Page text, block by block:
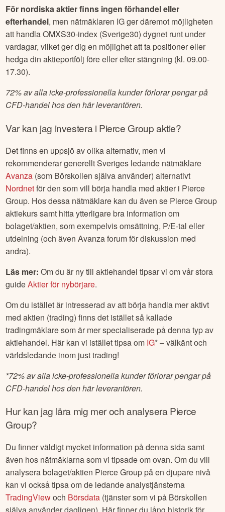
För nordiska aktier finns ingen förhandel eller
efterhandel, men nätmäklaren IG ger däremot möjligheten
att handla OMXS30-index (Sverige30) dygnet runt under
vardagar, vilket ger dig en möjlighet att ta positioner eller
hedga din aktieportfölj före eller efter stängning (kl. 09.00-
17.30).
72% av alla icke-professionella kunder förlorar pengar på
CFD-handel hos den här leverantören.
Var kan jag investera iPierce Groupaktie?
Det finns en uppsjö av olika alternativ, men vi
rekommenderar generellt Sveriges ledande nätmäklare
Avanza (som Börskollen själva använder) alternativt
Nordnetför den som vill börja handla med aktier i Pierce
Group. Hos dessa nätmäklare kan du även se Pierce Group
aktiekurs samt hitta ytterligare bra information om
bolaget/aktien, som exempelvis omsättning, P/E-tal eller
utdelning (och även Avanza forum för diskussion med
andra).
Läs mer: Om du är ny till aktiehandel tipsar vi om vår stora
guideAktier för nybörjare.
Om du istället är intresserad av att börja handla mer aktivt
med aktien (trading) finns det istället så kallade
tradingmäklare som är mer specialiserade på denna typ av
aktiehandel. Här kan vi istället tipsa om IG* – välkänt och
världsledande inom just trading!
*72% av alla icke-professionella kunder förlorar pengar på
CFD-handel hos den här leverantören.
Hur kan jag lära mig mer och analyseraPierce
Group?
Du finner väldigt mycket information på denna sida samt
även hos nätmäklarna som vi tipsade om ovan. Om du vill
analysera bolaget/aktien Pierce Group på en djupare nivå
kan vi också tipsa om de ledande analystjänsterna
TradingViewoch Börsdata (tjänster som vi på Börskollen